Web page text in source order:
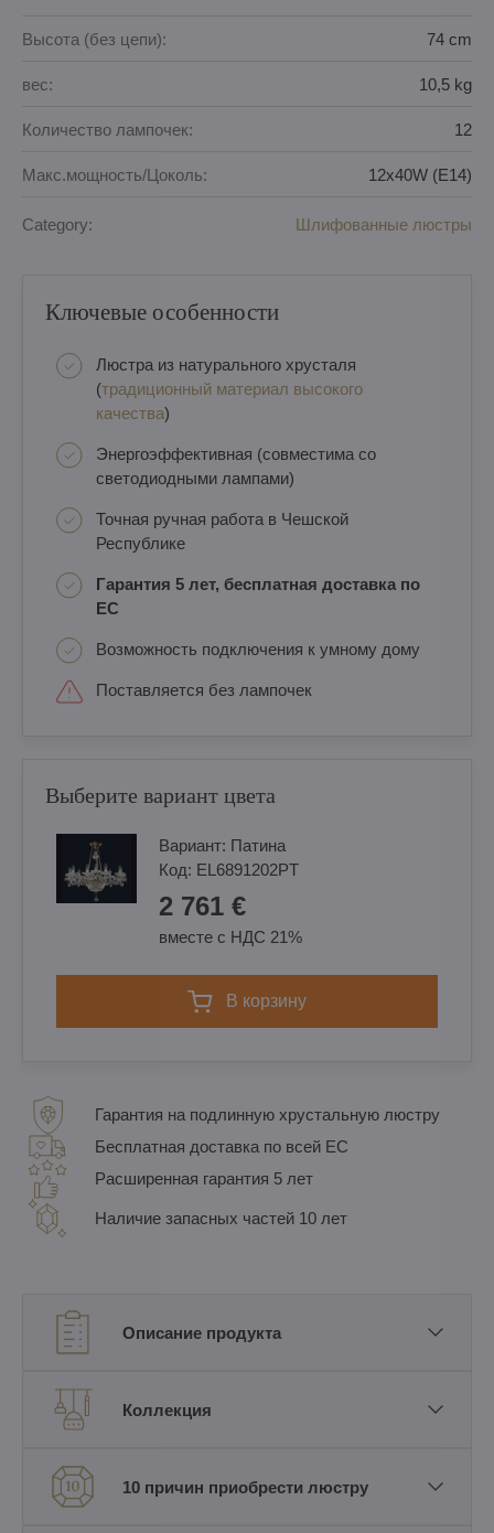
Высота (без цепи): 74 cm
вес: 10,5 kg
Количество лампочек: 12
Макс.мощность/Цоколь: 12x40W (E14)
Category: Шлифованные люстры
Ключевые особенности
Люстра из натурального хрусталя
(традиционный материал высокого
качества)
Энергоэффективная (совместима со
светодиодными лампами)
Точная ручная работа в Чешской
Республике
Гарантия 5 лет, бесплатная доставка по
ЕС
Возможность подключения к умному дому
Поставляется без лампочек
Выберите вариант цвета
Вариант: Патина
Код: EL6891202PT
2 761 €
вместе с НДС 21%
в корзину
Гарантия на подлинную хрустальную люстру
Бесплатная доставка по всей ЕС
Расширенная гарантия 5 лет
Наличие запасных частей 10 лет
Описание продукта
Коллекция
10 причин приобрести люстру